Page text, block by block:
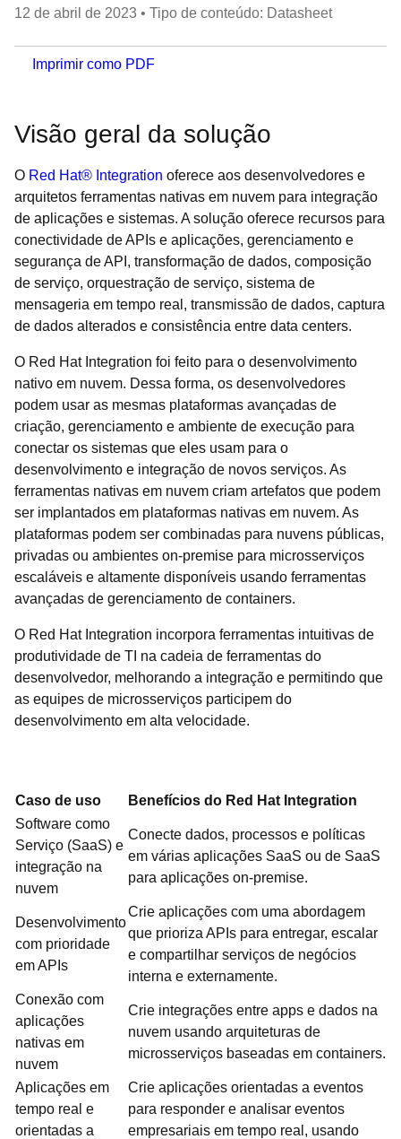
12 de abril de 2023 • Tipo de conteúdo: Datasheet
Imprimir como PDF
Visão geral da solução
O Red Hat® Integration oferece aos desenvolvedores e
arquitetos ferramentas nativas em nuvem para integração
de aplicações e sistemas. A solução oferece recursos para
conectividade de APIs e aplicações, gerenciamento e
segurança de API, transformação de dados, composição
de serviço, orquestração de serviço, sistema de
mensageria em tempo real, transmissão de dados, captura
de dados alterados e consistência entre data centers.
O Red Hat Integration foi feito para o desenvolvimento
nativo em nuvem. Dessa forma, os desenvolvedores
podem usar as mesmas plataformas avançadas de
criação, gerenciamento e ambiente de execução para
conectar os sistemas que eles usam para o
desenvolvimento e integração de novos serviços. As
ferramentas nativas em nuvem criam artefatos que podem
ser implantados em plataformas nativas em nuvem. As
plataformas podem ser combinadas para nuvens públicas,
privadas ou ambientes on-premise para microsserviços
escaláveis e altamente disponíveis usando ferramentas
avançadas de gerenciamento de containers.
O Red Hat Integration incorpora ferramentas intuitivas de
produtividade de TI na cadeia de ferramentas do
desenvolvedor, melhorando a integração e permitindo que
as equipes de microsserviços participem do
desenvolvimento em alta velocidade.
Caso de uso
Benefícios do Red Hat Integration
Software como
Serviço (SaaS) e
integração na
nuvem
Conecte dados, processos e políticas
em várias aplicações SaaS ou de SaaS
para aplicações on-premise.
Desenvolvimento
com prioridade
em APIs
Crie aplicações com uma abordagem
que prioriza APIs para entregar, escalar
e compartilhar serviços de negócios
interna e externamente.
Conexão com
aplicações
nativas em
nuvem
Crie integrações entre apps e dados na
nuvem usando arquiteturas de
microsserviços baseadas em containers.
Aplicações em
tempo real e
orientadas a
Crie aplicações orientadas a eventos
para responder e analisar eventos
empresariais em tempo real, usando